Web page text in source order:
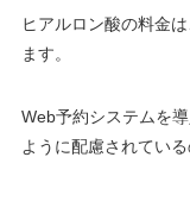
ヒアルロン酸の料金
ます。
Web予約システムを
ように配慮されてい